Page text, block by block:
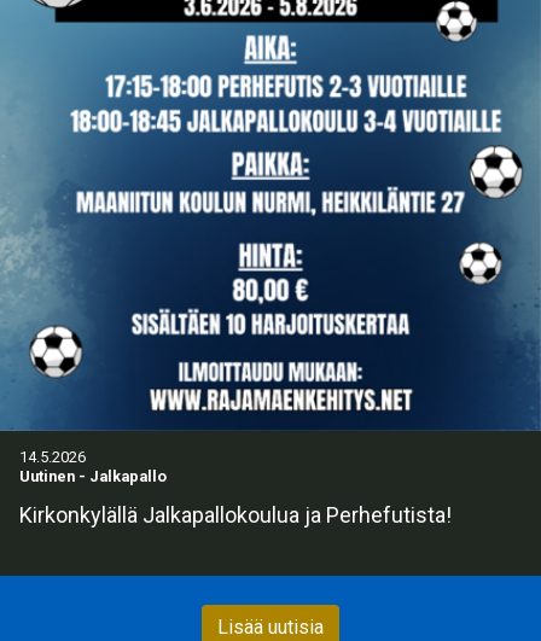
14.5.2026
Uutinen - Jalkapallo
Kirkonkylällä Jalkapallokoulua ja Perhefutista!
Lisää uutisia